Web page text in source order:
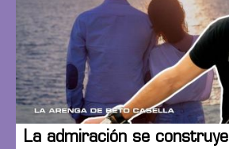
La admiración se construye